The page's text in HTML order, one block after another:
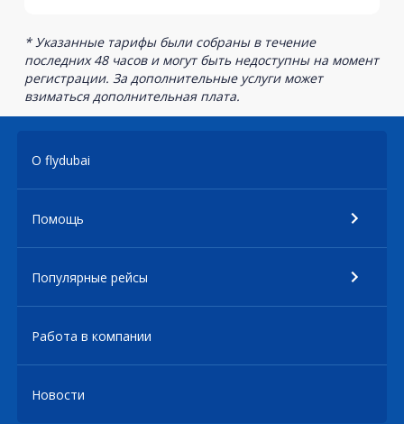
* Указанные тарифы были собраны в течение
последних 48 часов и могут быть недоступны на момент
регистрации. За дополнительные услуги может
взиматься дополнительная плата.
О flydubai
Помощь
Популярные рейсы
Работа в компании
Новости